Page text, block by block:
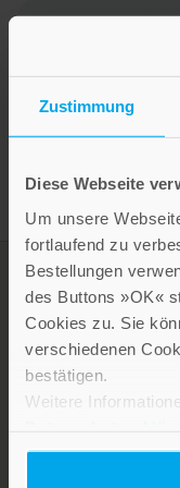
Zustimmung
Diese Webseite
Um unsere
fortlaufend zu
Bestellungen
des Buttons »OK«
Cookies zu. Sie
verschiedenen
bestätigen.
Weitere